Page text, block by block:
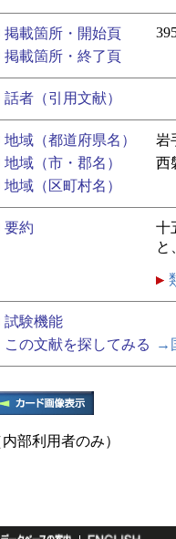
掲載箇所・開始頁
掲載箇所・終了頁
話者（引用文献）
地域（都道府県名）
岩
地域（市・郡名）
西
地域（区町村名）
要約
十
と
試験機能
この文献を探してみる
→
内部利用者のみ）